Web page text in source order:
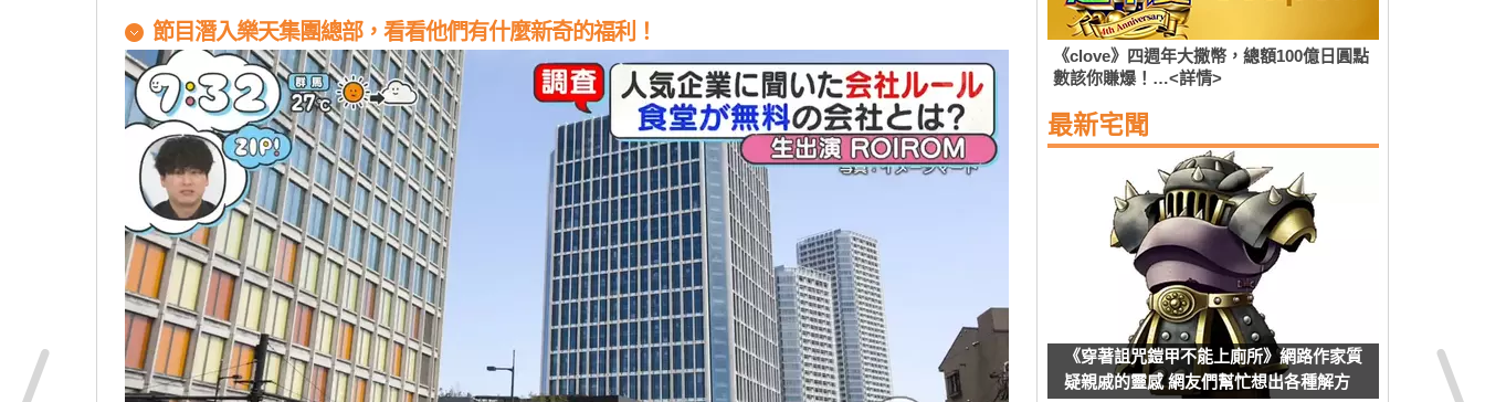
節目潛入樂天集團總部，看看他們有什麼新奇的福利！
《clove》四週年大撒幣，總額100億日圓點
數該你賺爆！…<詳情>
最新宅聞
《穿著詛咒鎧甲不能上廁所》網路作家質
疑親戚的靈感 網友們幫忙想出各種解方